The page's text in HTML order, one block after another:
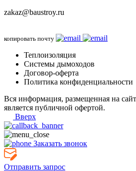
zakaz@baustroy.ru
копировать почту
Теплоизоляция
Системы дымоходов
Договор-оферта
Политика конфиденциальности
Вся информация, размещенная на
является публичной офертой.
Вверх
Заказать звонок
Отправить запрос